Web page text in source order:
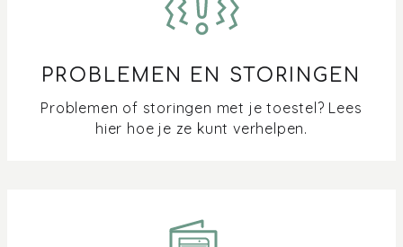
Oorzaken, Voorkomen en Schoonmaken
Kan ik de geluidssterkte van de oven aanpassen?
PROBLEMEN EN STORINGEN
Problemen of storingen met je toestel? Lees
hier hoe je ze kunt verhelpen.